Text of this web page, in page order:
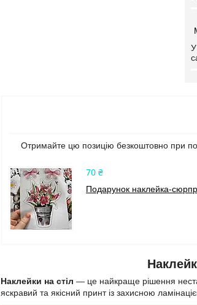
У
Отримайте цю позицію безкоштовно при
70 ₴
Подарунок наклейка-
Наклейки на стіл — це найкраще рішення
яскравий та якісний принт із захисною